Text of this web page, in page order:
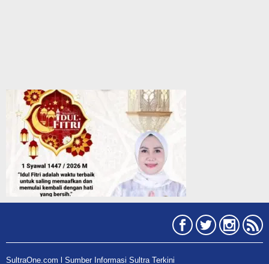
SultraOne.com l Sumber Informasi Sultra Terkini